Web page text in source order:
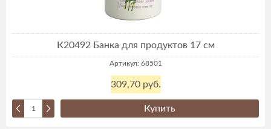
К20492 Банка для продуктов 17 см
Артикул: 68501
309,70 руб.
Купить